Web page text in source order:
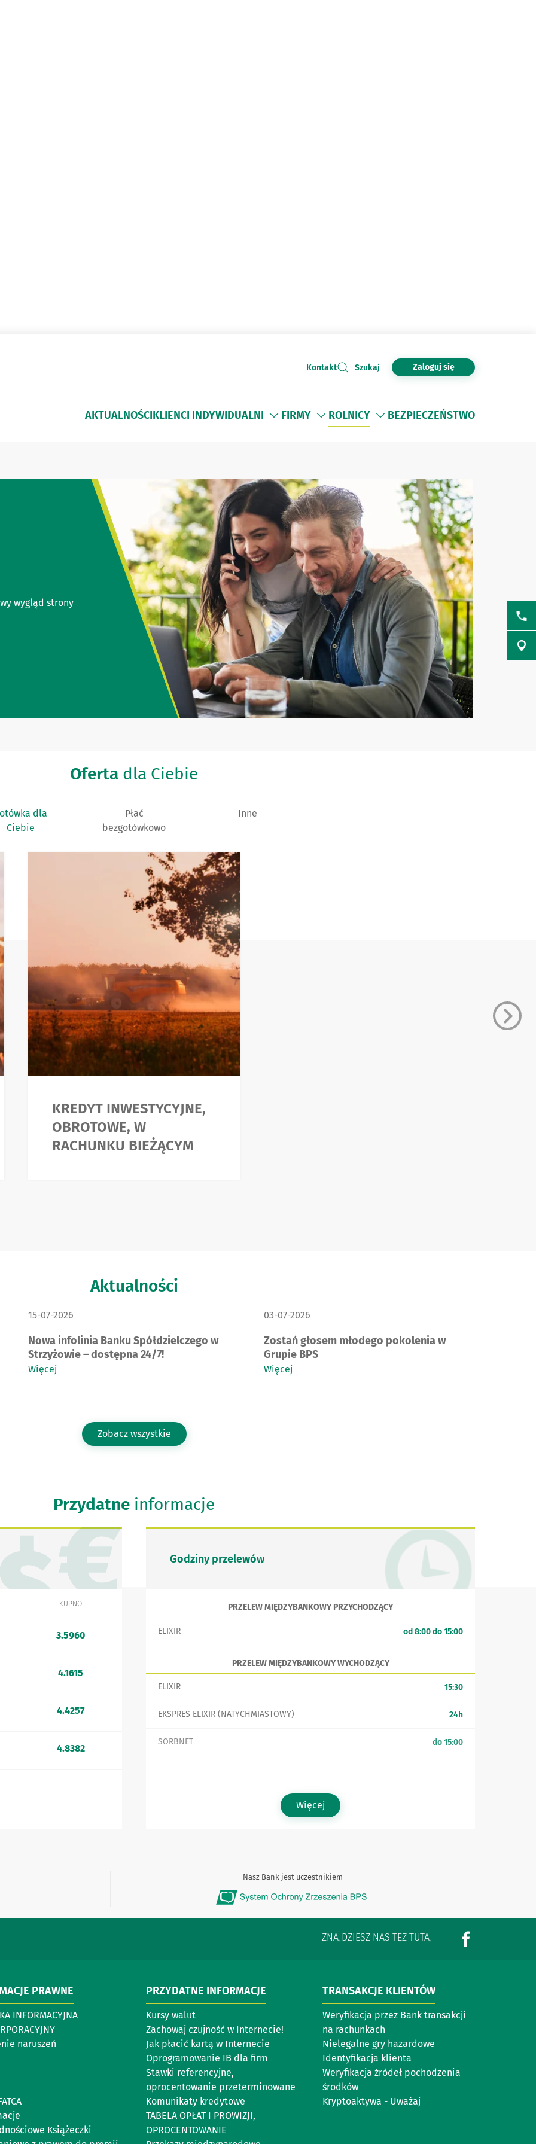
Kontakt Szukaj Zaloguj się
AKTUALNOŚCIKLIENCI INDYWIDUALNI FIRMY ROLNICY BEZPIECZEŃSTWO
dla Rolników
wygląd strony
Oferta dla Ciebie
dla
Ciebie
Płać
bezgotówkowo
Inne
KREDYT INWESTYCYJNE,
OBROTOWE, W
RACHUNKU BIEŻĄCYM
Aktualności
DATA PUBLIKACJI:
15-07-2026
Nowa infolinia Banku Spółdzielczego w
Strzyżowie – dostępna 24/7!
Więcej
DATA PUBLIKACJI:
03-07-2026
Zostań głosem młodego pokolenia w
Grupie BPS
Więcej
Zobacz wszystkie
Przydatne informacje
KUPNO
3.5960
4.1615
4.4257
4.8382
Godziny przelewów
PRZELEW MIĘDZYBANKOWY PRZYCHODZĄCY
ELIXIR od 8:00 do 15:00
PRZELEW MIĘDZYBANKOWY WYCHODZĄCY
ELIXIR 15:30
EKSPRES ELIXIR (NATYCHMIASTOWY) 24h
SORBNET do 15:00
Więcej
Nasz Bank jest uczestnikiem
ZNAJDZIESZ NAS TEŻ TUTAJ
PRAWNE
INFORMACYJNA
naruszeń
Książeczki
PRZYDATNE INFORMACJE
Kursy walut
Zachowaj czujność w Internecie!
Jak płacić kartą w Internecie
Oprogramowanie IB dla firm
Stawki referencyjne,
oprocentowanie przeterminowane
Komunikaty kredytowe
TABELA OPŁAT I PROWIZJI,
OPROCENTOWANIE
TRANSAKCJE KLIENTÓW
Weryfikacja przez Bank transakcji
na rachunkach
Nielegalne gry hazardowe
Identyfikacja klienta
Weryfikacja źródeł pochodzenia
środków
Kryptoaktywa - Uważaj